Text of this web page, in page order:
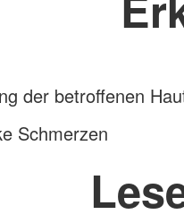
der betroffenen
Schmerzen